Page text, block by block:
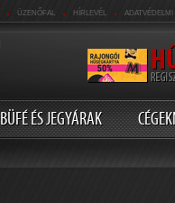
. ÜZENŐFAL . HÍRLEVÉL . ADATVÉDELMI
BÜFÉ ÉS JEGYÁRAK